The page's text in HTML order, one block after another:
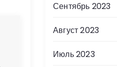
Сентябрь 2023
Август 2023
Июль 2023